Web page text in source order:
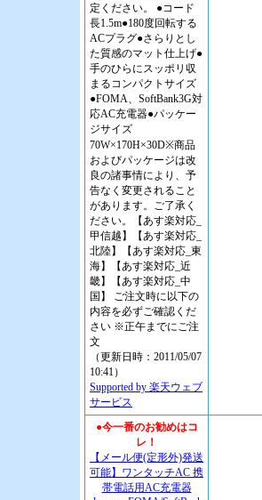
定ください。 ●コード
長1.5m●180度回転する
ACプラグ●さらりとし
た質感のマット仕上げ●
手のひらにスッポリ収
まるコンパクトサイズ
●FOMA、SoftBank3G対
応AC充電器●パッケー
ジサイズ
70W×170H×30D※商品
およびパッケージは改
良の諸事情により、予
告なく変更されること
があります。ご了承く
ださい。【あす楽対応_
甲信越】【あす楽対応_
北陸】【あす楽対応_東
海】【あす楽対応_近
畿】【あす楽対応_中
国】 ご注文時に以下の
内容を必ずご確認くだ
さい ※正午までにご注
文
（更新日時：2011/05/07
10:41）
Supported by 楽天ウェブ
サービス
●今一番のお勧めはコ
レ！
【メール便(定形外)発送
可能】ワンタッチAC 携
帯電話用AC充電器